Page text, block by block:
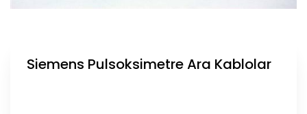
Siemens Pulsoksimetre Ara Kablolar